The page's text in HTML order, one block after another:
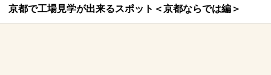
京都で工場見学が出来るスポット＜京都ならでは編＞